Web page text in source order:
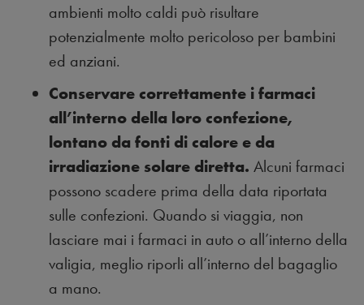
ambienti molto caldi può risultare
potenzialmente molto pericoloso per bambini
ed anziani.
Conservare correttamente i farmaci
all’interno della loro confezione,
lontano da fonti di calore e da
irradiazione solare diretta. Alcuni farmaci
possono scadere prima della data riportata
sulle confezioni. Quando si viaggia, non
lasciare mai i farmaci in auto o all’interno della
valigia, meglio riporli all’interno del bagaglio
a mano.